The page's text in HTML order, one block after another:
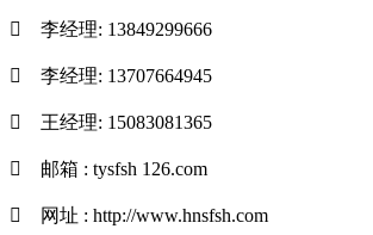
 李经理: 13849299666
 李经理: 13707664945
 王经理: 15083081365
 邮箱 : tysfsh 126.com
 网址 : http://www.hnsfsh.com